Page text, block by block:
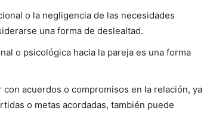
o la negligencia de las necesidades
una forma de deslealtad.
o psicológica hacia la pareja es una forma
con acuerdos o compromisos en la relación, ya
o metas acordadas, también puede